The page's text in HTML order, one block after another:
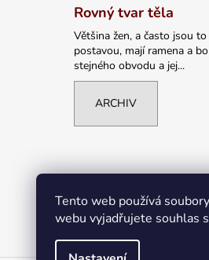
Tento web používá
webu vyjadřujete souhlas
Rovný tvar těla
Většina žen, a často jsou
postavou, mají ramena a
stejného obvodu a jej...
ARCHIV